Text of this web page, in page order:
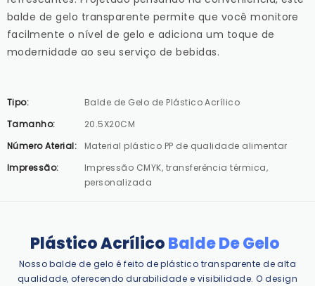
balde de gelo transparente permite que você monitore
facilmente o nível de gelo e adiciona um toque de
modernidade ao seu serviço de bebidas.
Tipo:
Balde de Gelo de Plástico Acrílico
Tamanho:
20.5X20CM
Número Aterial:
Material plástico PP de qualidade alimentar
Impressão:
Impressão CMYK, transferência térmica,
personalizada
Plástico AcrílicoBalde De Gelo
Nosso balde de gelo é feito de plástico transparente de alta
qualidade, oferecendo durabilidade e visibilidade. O design